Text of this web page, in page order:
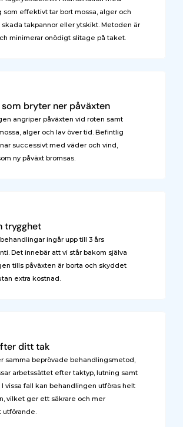
som effektivt tar bort mossa, alger och
skada takpannor eller ytskikt. Metoden är
minimerar onödigt slitage på taket.
som bryter ner påväxten
angriper påväxten vid roten samt
alger och lav över tid. Befintlig
successivt med väder och vind,
ny påväxt bromsas.
trygghet
ingår upp till 3 års
Det innebär att vi står bakom själva
tills påväxten är borta och skyddet
extra kostnad.
ditt tak
samma beprövade behandlingsmetod,
arbetssättet efter taktyp, lutning samt
I vissa fall kan behandlingen utföras helt
vilket ger ett säkrare och mer
utförande.